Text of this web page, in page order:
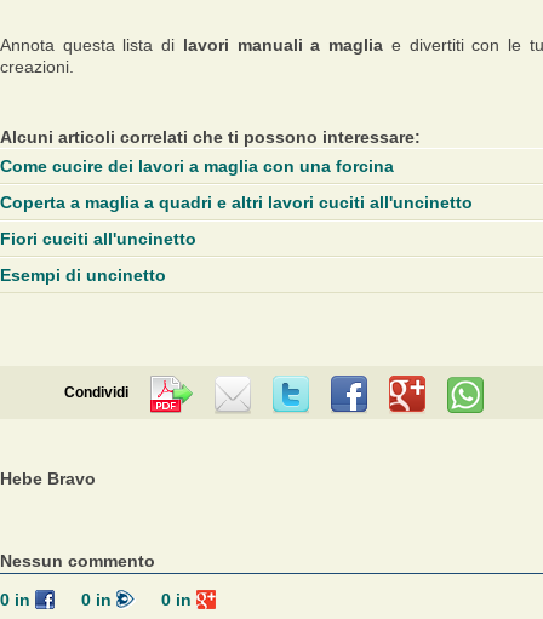
Annota questa lista di lavori manuali a maglia e divertiti con le
creazioni.
Alcuni articoli correlati che ti possono interessare:
Come cucire dei lavori a maglia con una forcina
Coperta a maglia a quadri e altri lavori cuciti all'uncinetto
Fiori cuciti all'uncinetto
Esempi di uncinetto
Condividi
Hebe Bravo
Nessun commento
0in 0in 0 in